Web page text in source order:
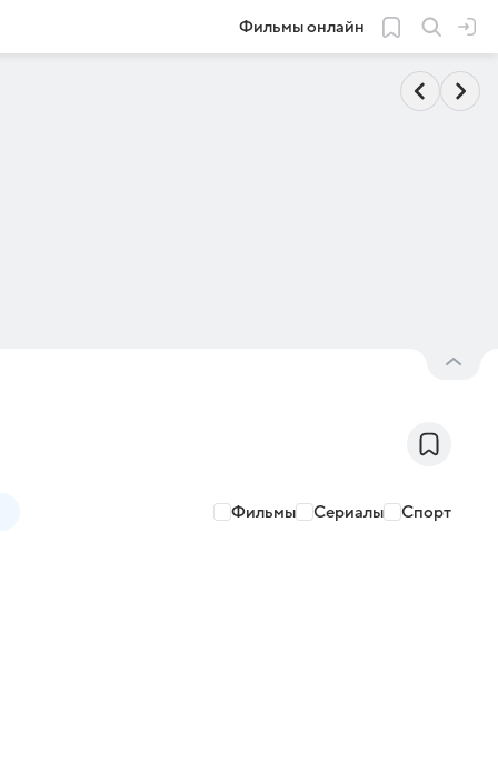
Фильмы онлайн
Фильмы Сериалы Спорт